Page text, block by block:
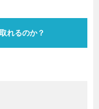
れるのか？